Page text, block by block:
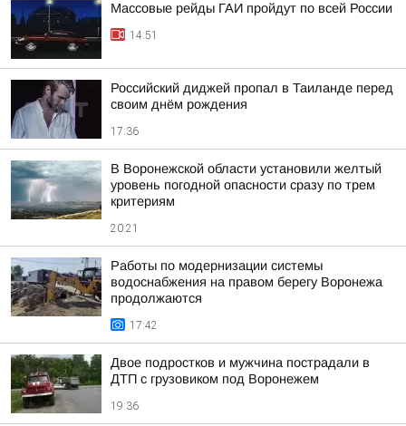
Массовые рейды ГАИ пройдут по всей России
14:51
Российский диджей пропал в Таиланде перед
своим днём рождения
17:36
В Воронежской области установили желтый
уровень погодной опасности сразу по трем
критериям
20:21
Работы по модернизации системы
водоснабжения на правом берегу Воронежа
продолжаются
17:42
Двое подростков и мужчина пострадали в
ДТП с грузовиком под Воронежем
19:36